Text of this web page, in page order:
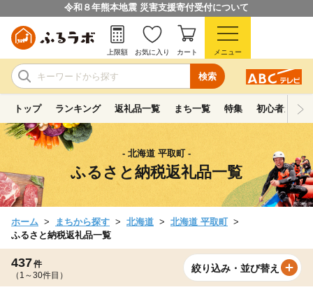
令和８年熊本地震 災害支援寄付受付について
検索
上限額 お気に入り カート メニュー
トップ ランキング 返礼品一覧 まち一覧 特集 初心者ガイド
- 北海道 平取町 -
ふるさと納税返礼品一覧
ホーム まちから探す 北海道
北海道 平取町
ふるさと納税返礼品一覧
437件
（1～30件目）
絞り込み・並び替え